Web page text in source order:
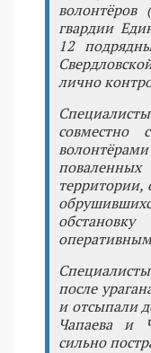
гвардии
12
лично
совместно
территории,
после
и отсыпали
Чапаева и
сильно